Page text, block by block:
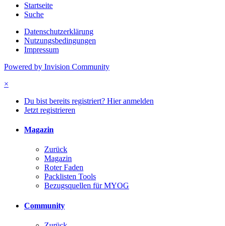
Startseite
Suche
Datenschutzerklärung
Nutzungsbedingungen
Impressum
Powered by Invision Community
×
Du bist bereits registriert? Hier anmelden
Jetzt registrieren
Magazin
Zurück
Magazin
Roter Faden
Packlisten Tools
Bezugsquellen für MYOG
Community